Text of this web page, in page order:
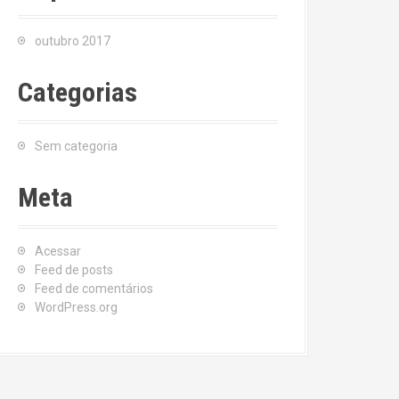
outubro 2017
Categorias
Sem categoria
Meta
Acessar
Feed de posts
Feed de comentários
WordPress.org